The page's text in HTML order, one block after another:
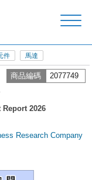
件 馬達
商品編碼 2077749
2026
Research Company